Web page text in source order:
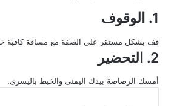
1. الوقوف
قف بشكل مستقر على الضفة مع مسافة كافية
2. التحضير
أمسك الرصاصة بيدك اليمنى والخيط باليسرى.